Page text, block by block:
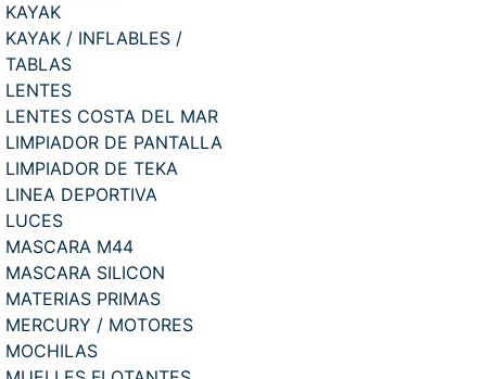
KAYAK
KAYAK / INFLABLES /
TABLAS
LENTES
LENTES COSTA DEL MAR
LIMPIADOR DE PANTALLA
LIMPIADOR DE TEKA
LINEA DEPORTIVA
LUCES
MASCARA M44
MASCARA SILICON
MATERIAS PRIMAS
MERCURY / MOTORES
MOCHILAS